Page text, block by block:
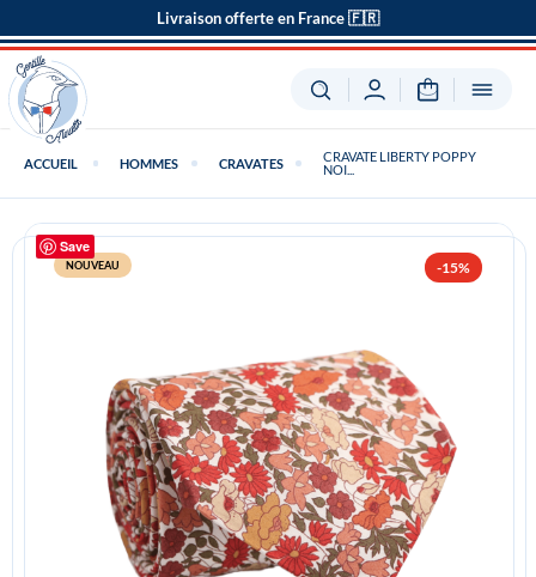
Livraison offerte en France 🇫🇷
ACCUEIL HOMMES CRAVATES
CRAVATE LIBERTY POPPY
NOI...
Save
-15%
NOUVEAU